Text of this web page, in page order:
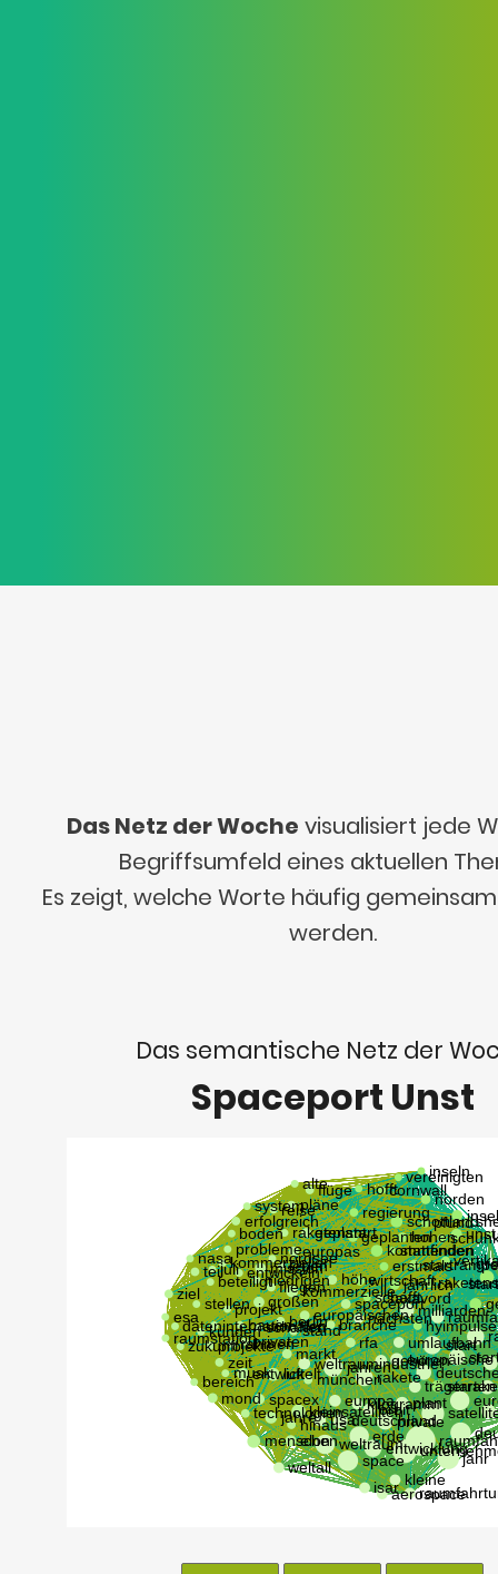
Das Netz der Woche visualisiert jede
Begriffsumfeld eines aktuellen
Es zeigt, welche Worte häufig
werden.
Das semantische Netz der
Spaceport Unst